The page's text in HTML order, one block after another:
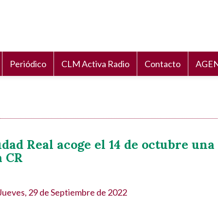
Periódico CLM Activa Radio Contacto
Real acoge el 14 de octubre
29 de Septiembre de 2022